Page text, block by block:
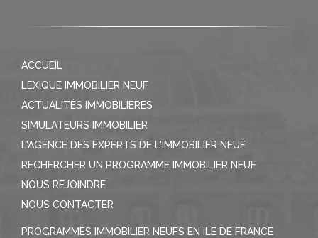
ACCUEIL
LEXIQUE IMMOBILIER NEUF
ACTUALITÉS IMMOBILIÈRES
SIMULATEURS IMMOBILIER
L'AGENCE DES EXPERTS DE L'IMMOBILIER NEUF
RECHERCHER UN PROGRAMME IMMOBILIER NEUF
NOUS REJOINDRE
NOUS CONTACTER
PROGRAMMES IMMOBILIER NEUFS EN ILE DE FRANCE